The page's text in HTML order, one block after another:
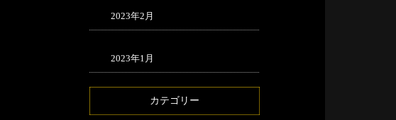
2023年2月
2023年1月
カテゴリー